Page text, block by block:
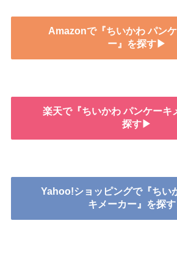
Amazonで『ちいかわ パン
ー』を探す▶
楽天で『ちいかわ パンケーキ
探す▶
Yahoo!ショッピングで『ちい
キメーカー』を探